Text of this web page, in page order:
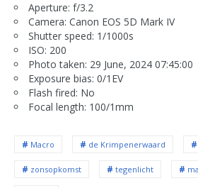
Aperture: f/3.2
Camera: Canon EOS 5D Mark IV
Shutter speed: 1/1000s
ISO: 200
Photo taken: 29 June, 2024 07:45:00
Exposure bias: 0/1EV
Flash fired: No
Focal length: 100/1mm
Macro de Krimpenerwaard
zonsopkomst tegenlicht